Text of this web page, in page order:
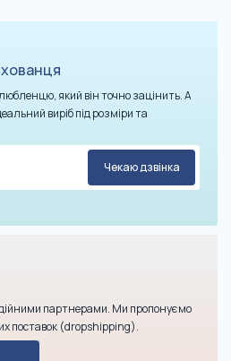
який він точно зацінить. А
виріб під розміри та
партнерами. Ми пропонуємо
поставок (dropshipping).